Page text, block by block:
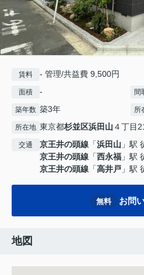
賃料 - 管理/共益費 9,500円
面積 - 間
築年数 築3年 所
所在地 東京都杉並区浜田山 ４丁目
交通 京王井の頭線 「浜田山 」駅
京王井の頭線 「西永福 」駅
京王井の頭線 「高井戸 」駅
無料 お問
地図